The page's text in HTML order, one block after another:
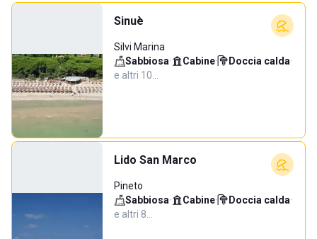
Sinuè
Silvi Marina
Sabbiosa· Cabine· Doccia calda·
e altri 10…
Lido San Marco
Pineto
Sabbiosa· Cabine· Doccia calda·
e altri 8…